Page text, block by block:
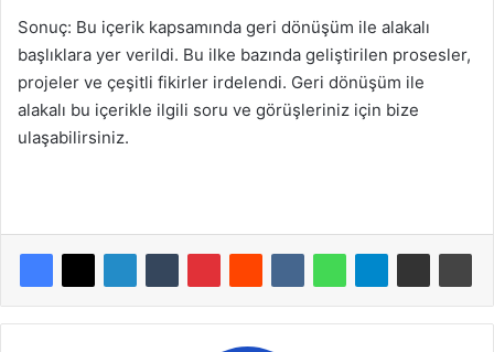
Sonuç: Bu içerik kapsamında geri dönüşüm ile alakalı
başlıklara yer verildi. Bu ilke bazında geliştirilen prosesler,
projeler ve çeşitli fikirler irdelendi. Geri dönüşüm ile
alakalı bu içerikle ilgili soru ve görüşleriniz için bize
ulaşabilirsiniz.